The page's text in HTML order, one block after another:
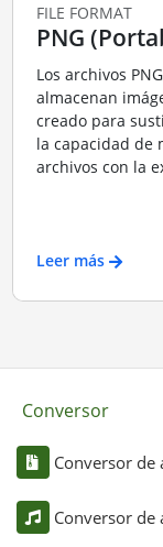
FILE FORMAT
PNG
Los archivos
almacenan
creado para
la capacidad de
archivos con la
Leer más
Conversor
Conversor de
Conversor de